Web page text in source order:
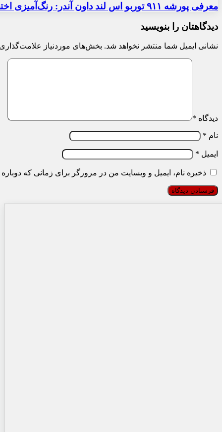
معرفی پورشه ۹۱۱ توربو اس لند داون آندر: رنگ‌آمیزی اختصاصی
دیدگاهتان را بنویسید
نشانی ایمیل شما منتشر نخواهد شد. بخش‌های موردنیاز
دیدگاه *
نام *
ایمیل *
ذخیره نام، ایمیل و وبسایت من در مرورگر برای زمانی که